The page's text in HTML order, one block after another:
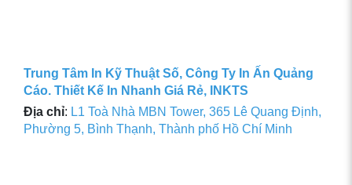
Trung Tâm In Kỹ Thuật Số, Công Ty In Ấn Quảng
Cáo. Thiết Kế In Nhanh Giá Rẻ, INKTS
Địa chỉ: L1 Toà Nhà MBN Tower, 365 Lê Quang Định,
Phường 5, Bình Thạnh, Thành phố Hồ Chí Minh